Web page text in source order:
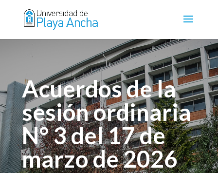
Acuerdos de la
sesión ordinaria
N° 3 del 17 de
marzo de 2026